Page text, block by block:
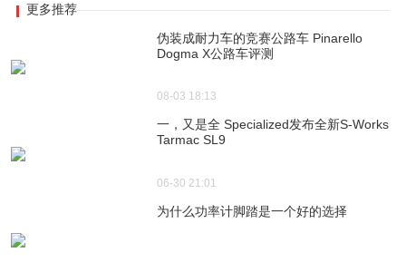
更多推荐
伪装成耐力车的竞赛公路车 Pinarello
Dogma X公路车评测
08-03 18:13
一，又是全 Specialized发布全新S-Works
Tarmac SL9
06-30 21:01
为什么功率计脚踏是一个好的选择